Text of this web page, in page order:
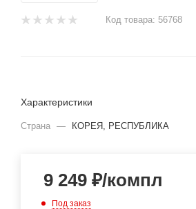
Код товара: 56768
Характеристики
Страна — КОРЕЯ, РЕСПУБЛИКА
9 249 ₽/компл
Под заказ